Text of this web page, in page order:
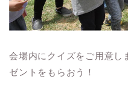
会場内にクイズをご用意し
ゼントをもらおう！